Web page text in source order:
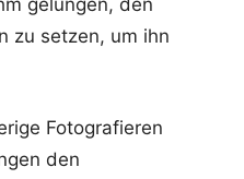
gelungen, den
zu setzen, um ihn
Fotografieren
den